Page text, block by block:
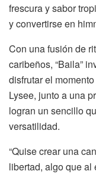
frescura y sabor
y convertirse en
Con una fusión de
caribeños, “Baila”
disfrutar el
Lysee, junto a una
logran un sencillo
versatilidad.
“Quise crear una
libertad, algo que al